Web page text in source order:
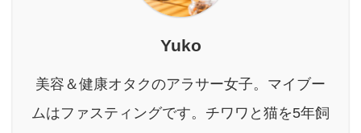
ません ニキビを治すため
者のバルクオム歴10ヶ月
突破。 現在もバルクオム
Yuko
美容＆健康オタクのアラサー女子。マイブー
ムはファスティングです。チワワと猫を5年飼